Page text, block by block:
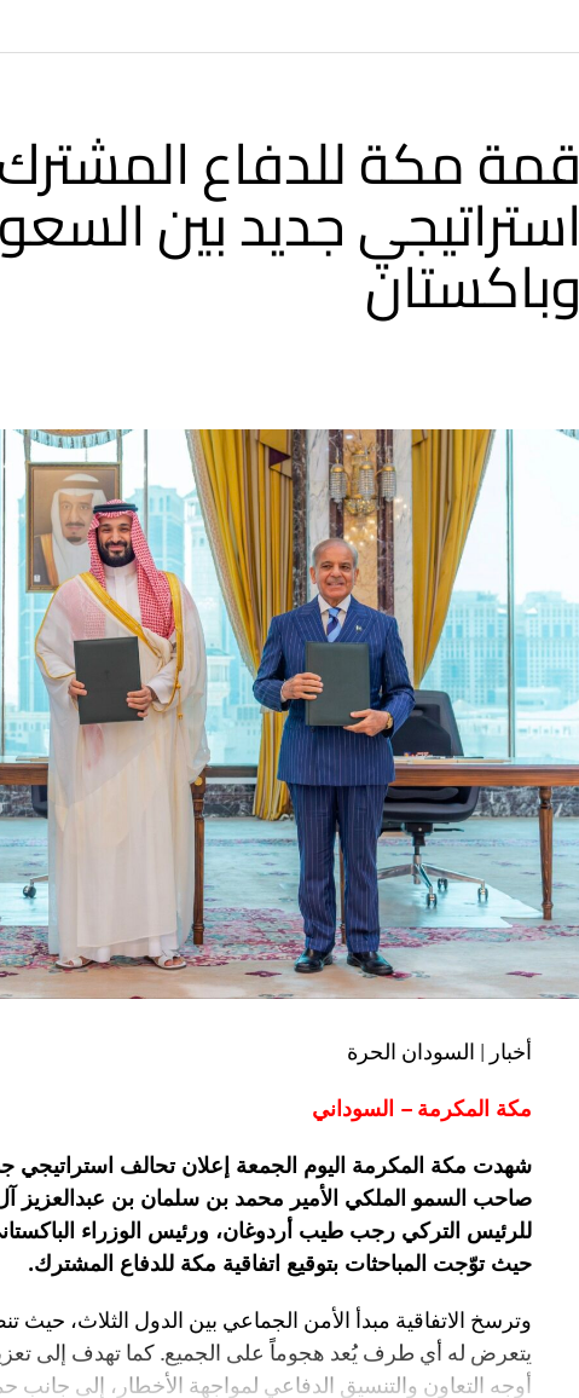
قمة مكة للدفاع
استراتيجي جديد بين
وباكستان
أخبار | السودان الحرة
مكة المكرمة – السوداني
شهدت مكة المكرمة اليوم الجمعة إعلان تحالف استراتيجي
صاحب السمو الملكي الأمير محمد بن سلمان بن عبدالعزيز
للرئيس التركي رجب طيب أردوغان، ورئيس الوزراء
حيث توّجت المباحثات بتوقيع اتفاقية مكة للدفاع المشترك.
وترسخ الاتفاقية مبدأ الأمن الجماعي بين الدول الثلاث،
يتعرض له أي طرف يُعد هجوماً على الجميع. كما تهدف إلى
أوجه التعاون والتنسيق الدفاعي لمواجهة الأخطار، إلى